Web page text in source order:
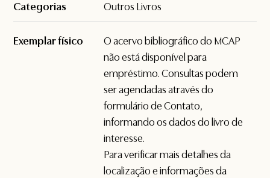
Categorias Outros Livros
Exemplar físico
O acervo bibliográfico do MCAP
não está disponível para
empréstimo. Consultas podem
ser agendadas através do
formulário deContato,
informando os dados do livro de
interesse.
Para verificar mais detalhes da
localização e informações da